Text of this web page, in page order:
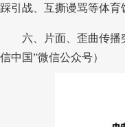
踩引战、互撕谩骂等体
六、片面、歪曲传播突
信中国”微信公众号）